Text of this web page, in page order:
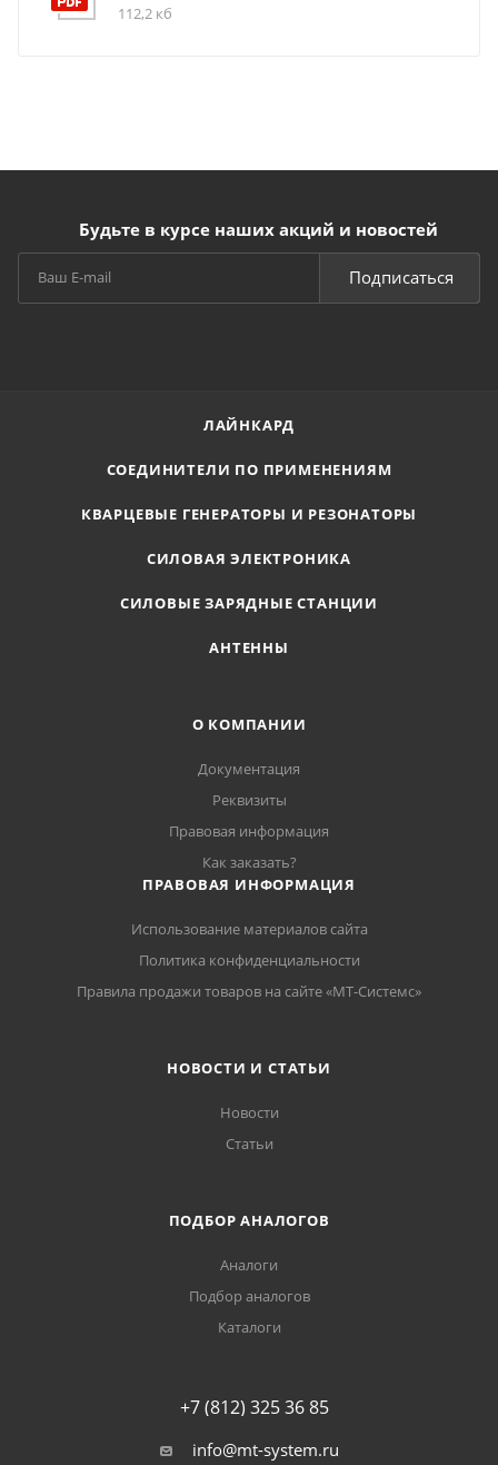
112,2 кб
Будьте в курсе наших акций и новостей
Подписаться
ЛАЙНКАРД
СОЕДИНИТЕЛИ ПО ПРИМЕНЕНИЯМ
КВАРЦЕВЫЕ ГЕНЕРАТОРЫ И РЕЗОНАТОРЫ
СИЛОВАЯ ЭЛЕКТРОНИКА
СИЛОВЫЕ ЗАРЯДНЫЕ СТАНЦИИ
АНТЕННЫ
О КОМПАНИИ
Документация
Реквизиты
Правовая информация
Как заказать?
ПРАВОВАЯ ИНФОРМАЦИЯ
Использование материалов сайта
Политика конфиденциальности
Правила продажи товаров на сайте «МТ-Системс»
НОВОСТИ И СТАТЬИ
Новости
Статьи
ПОДБОР АНАЛОГОВ
Аналоги
Подбор аналогов
Каталоги
+7 (812) 325 36 85
info@mt-system.ru